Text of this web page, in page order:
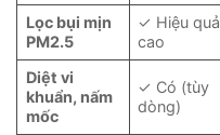
Lọc bụi mịn
PM2.5
✓ Hiệu quả
cao
Diệt vi
khuẩn, nấm
mốc
✓ Có (tùy
dòng)